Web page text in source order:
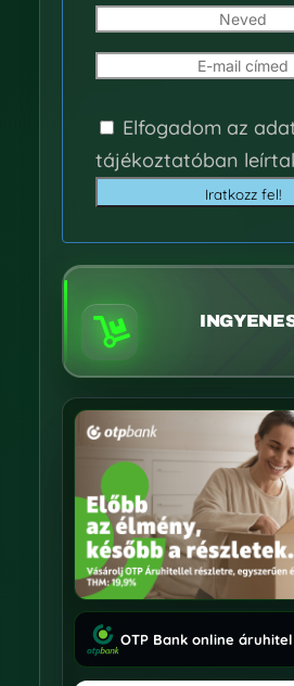
Elfogadom az
tájékoztatóban
Iratkozz fel!

OTP Bank online áruhitel